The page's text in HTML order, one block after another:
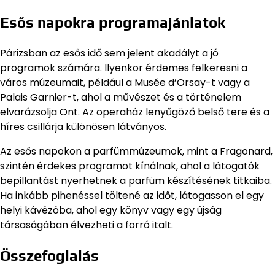
Esős napokra programajánlatok
Párizsban az esős idő sem jelent akadályt a jó
programok számára. Ilyenkor érdemes felkeresni a
város múzeumait, például a Musée d’Orsay-t vagy a
Palais Garnier-t, ahol a művészet és a történelem
elvarázsolja Önt. Az operaház lenyűgöző belső tere és a
híres csillárja különösen látványos.
Az esős napokon a parfümmúzeumok, mint a Fragonard,
szintén érdekes programot kínálnak, ahol a látogatók
bepillantást nyerhetnek a parfüm készítésének titkaiba.
Ha inkább pihenéssel töltené az időt, látogasson el egy
helyi kávézóba, ahol egy könyv vagy egy újság
társaságában élvezheti a forró italt.
Összefoglalás